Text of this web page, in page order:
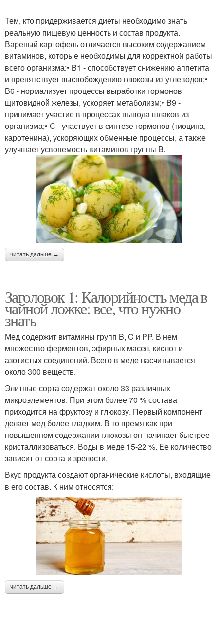
Тем, кто придерживается диеты необходимо знать
реальную пищевую ценность и состав продукта.
Вареный картофель отличается высоким содержанием
витаминов, которые необходимы для корректной работы
всего организма:• B1 - способствует снижению аппетита
и препятствует высвобождению глюкозы из углеводов;•
B6 - нормализует процессы выработки гормонов
щитовидной железы, ускоряет метаболизм;• B9 -
принимает участие в процессах вывода шлаков из
организма;• C - участвует в синтезе гормонов (тиоцина,
каротенина), ускоряющих обменные процессы, а также
улучшает усвояемость витаминов группы B.
читать дальше →
Заголовок 1: Калорийность меда в
чайной ложке: все, что нужно
знать
Мед содержит витамины групп B, C и PP. В нем
множество ферментов, эфирных масел, кислот и
азотистых соединений. Всего в меде насчитывается
около 300 веществ.
Элитные сорта содержат около 33 различных
микроэлементов. При этом более 70 % состава
приходится на фруктозу и глюкозу. Первый компонент
делает мед более гладким. В то время как при
повышенном содержании глюкозы он начинает быстрее
кристаллизоваться. Воды в меде 15-22 %. Ее количество
зависит от сорта и зрелости.
Вкус продукта создают органические кислоты, входящие
в его состав. К ним относятся:
читать дальше →